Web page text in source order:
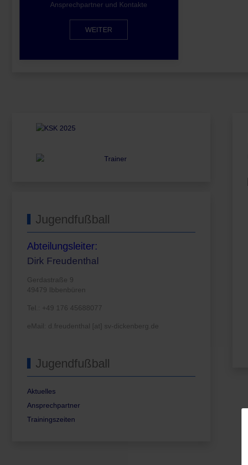
Ansprechpartner und Kontakte
WEITER
Jugendfußball
Abteilungsleiter:
Dirk Freudenthal
Gerdastraße 9
49479 Ibbenbüren
Tel.: +49 176 45688077
eMail: d.freudenthal [at] sv-dickenberg.de
Jugendfußball
Aktuelles
Ansprechpartner
Trainingszeiten